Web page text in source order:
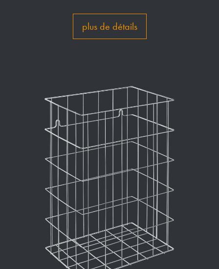
plus de détails